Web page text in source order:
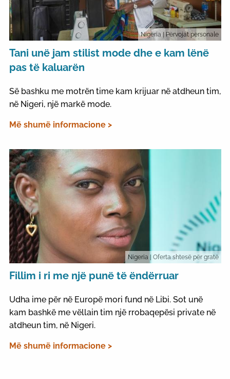
Nigeria | Përvojat personale
Tani unë jam stilist mode dhe e kam lënë
pas të kaluarën
Së bashku me motrën time kam krijuar në atdheun tim,
në Nigeri, një markë mode.
Më shumë informacione >
Nigeria | Oferta shtesë për gratë
Fillim i ri me një punë të ëndërruar
Udha ime për në Europë mori fund në Libi. Sot unë
kam bashkë me vëllain tim një rrobaqepësi private në
atdheun tim, në Nigeri.
Më shumë informacione >